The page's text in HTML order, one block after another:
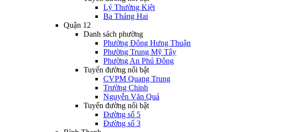
Lý Thường Kiệt
Ba Tháng Hai
Quận 12
Danh sách phường
Phường Đông Hưng Thuận
Phường Trung Mỹ Tây
Phường An Phú Đông
Tuyến đường nổi bật
CVPM Quang Trung
Trường Chinh
Nguyễn Văn Quá
Tuyến đường nổi bật
Đường số 5
Đường số 3